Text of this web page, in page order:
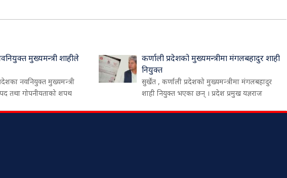
मुख्यमन्त्री शाहीले
नवनियुक्त मुख्यमन्त्री
तथा गोपनीयताको शपथ
कर्णाली प्रदेशको मुख्यमन्त्रीमा मंगलबहादुर शाही
नियुक्त
सुर्खेत , कर्णाली प्रदेशको मुख्यमन्त्रीमा मंगलबहादुर
शाही नियुक्त भएका छन् । प्रदेश प्रमुख यज्ञराज